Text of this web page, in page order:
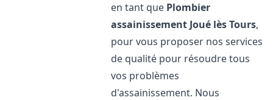
en tant que Plombier
assainissement Joué lès Tours,
pour vous proposer nos services
de qualité pour résoudre tous
vos problèmes
d'assainissement. Nous